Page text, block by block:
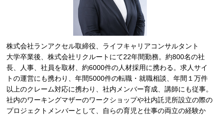
株式会社ランアクセル取締役、ライフキャリアコンサルタント
大学卒業後、株式会社リクルートにて22年間勤務。約800名の社
長、人事、社員を取材、約6000件の人材採用に携わる。求人サイ
トの運営にも携わり、年間5000件の転職・就職相談、年間１万件
以上のクレーム対応に携わり、社内メンバー育成、講師にも従事。
社内のワーキングマザーのワークショップや社内託児所設立の際の
プロジェクトメンバーとして、自らの育児と仕事の両立の経験か